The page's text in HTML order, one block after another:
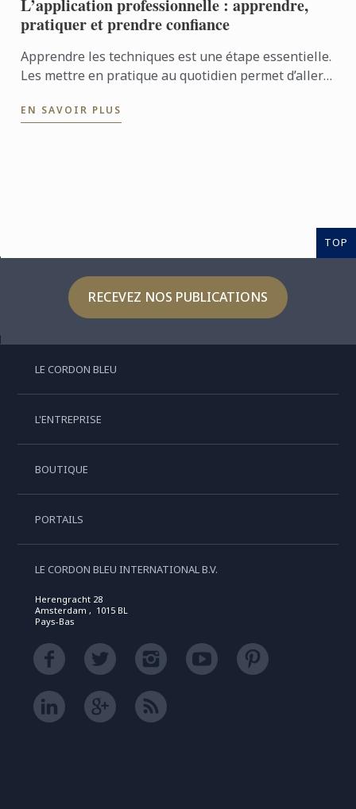
L’application professionnelle : apprendre,
pratiquer et prendre confiance
Apprendre les techniques est une étape essentielle.
Les mettre en pratique au quotidien permet d’aller
les ...
EN SAVOIR PLUS
TOP
RECEVEZ NOS PUBLICATIONS
LE CORDON BLEU
L'ENTREPRISE
BOUTIQUE
PORTAILS
LE CORDON BLEU INTERNATIONAL B.V.
Herengracht 28
Amsterdam , 1015 BL
Pays-Bas